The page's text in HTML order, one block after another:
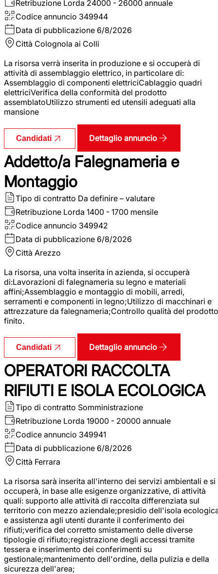
Retribuzione Lorda 24000 - 26000 annuale
Codice annuncio 349944
Data di pubblicazione 6/8/2026
Città Colognola ai Colli
La risorsa verrà inserita in produzione e si occuperà di
attività di assemblaggio elettrico, in particolare di:
Assemblaggio di componenti elettriciCablaggio quadri
elettriciVerifica della conformità del prodotto
assemblatoUtilizzo strumenti ed utensili adeguati alla
mansione
Candidati Dettaglio annuncio
Addetto/a Falegnameria e
Montaggio
Tipo di contratto Da definire – valutare
Retribuzione Lorda 1400 - 1700 mensile
Codice annuncio 349942
Data di pubblicazione 6/8/2026
Città Arezzo
La risorsa, una volta inserita in azienda, si occuperà
di:Lavorazioni di falegnameria su legno e materiali
affini;Assemblaggio e montaggio di mobili, arredi,
serramenti e componenti in legno;Utilizzo di macchinari e
attrezzature da falegnameria;Controllo qualità del prodotto
finito.
Candidati Dettaglio annuncio
OPERATORI RACCOLTA
RIFIUTI E ISOLA ECOLOGICA
Tipo di contratto Somministrazione
Retribuzione Lorda 19000 - 20000 annuale
Codice annuncio 349941
Data di pubblicazione 6/8/2026
Città Ferrara
La risorsa sarà inserita all'interno dei servizi ambientali e si
occuperà, in base alle esigenze organizzative, di attività
quali: supporto alle attività di raccolta differenziata sul
territorio con mezzo aziendale;presidio dell'isola
e assistenza agli utenti durante il conferimento dei
rifiuti;verifica del corretto smistamento delle diverse
tipologie di rifiuto;registrazione degli accessi tramite
tessera e inserimento dei conferimenti su
gestionale;mantenimento dell'ordine, della pulizia e della
sicurezza dell'area;